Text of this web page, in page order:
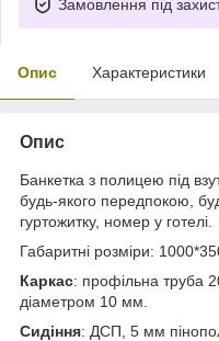
Замовлення під
Опис Характеристики
Опис
Банкетка з полицею під
будь-якого передпокою,
гуртожитку, номер у готелі.
Габаритні розміри:
Каркас: профільна труба
діаметром 10 мм.
Сидіння: ДСП, 5 мм